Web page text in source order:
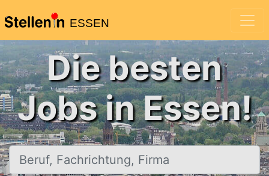
ESSEN
Die besten
Jobs in Essen!
Beruf, Fachrichtung, Firma